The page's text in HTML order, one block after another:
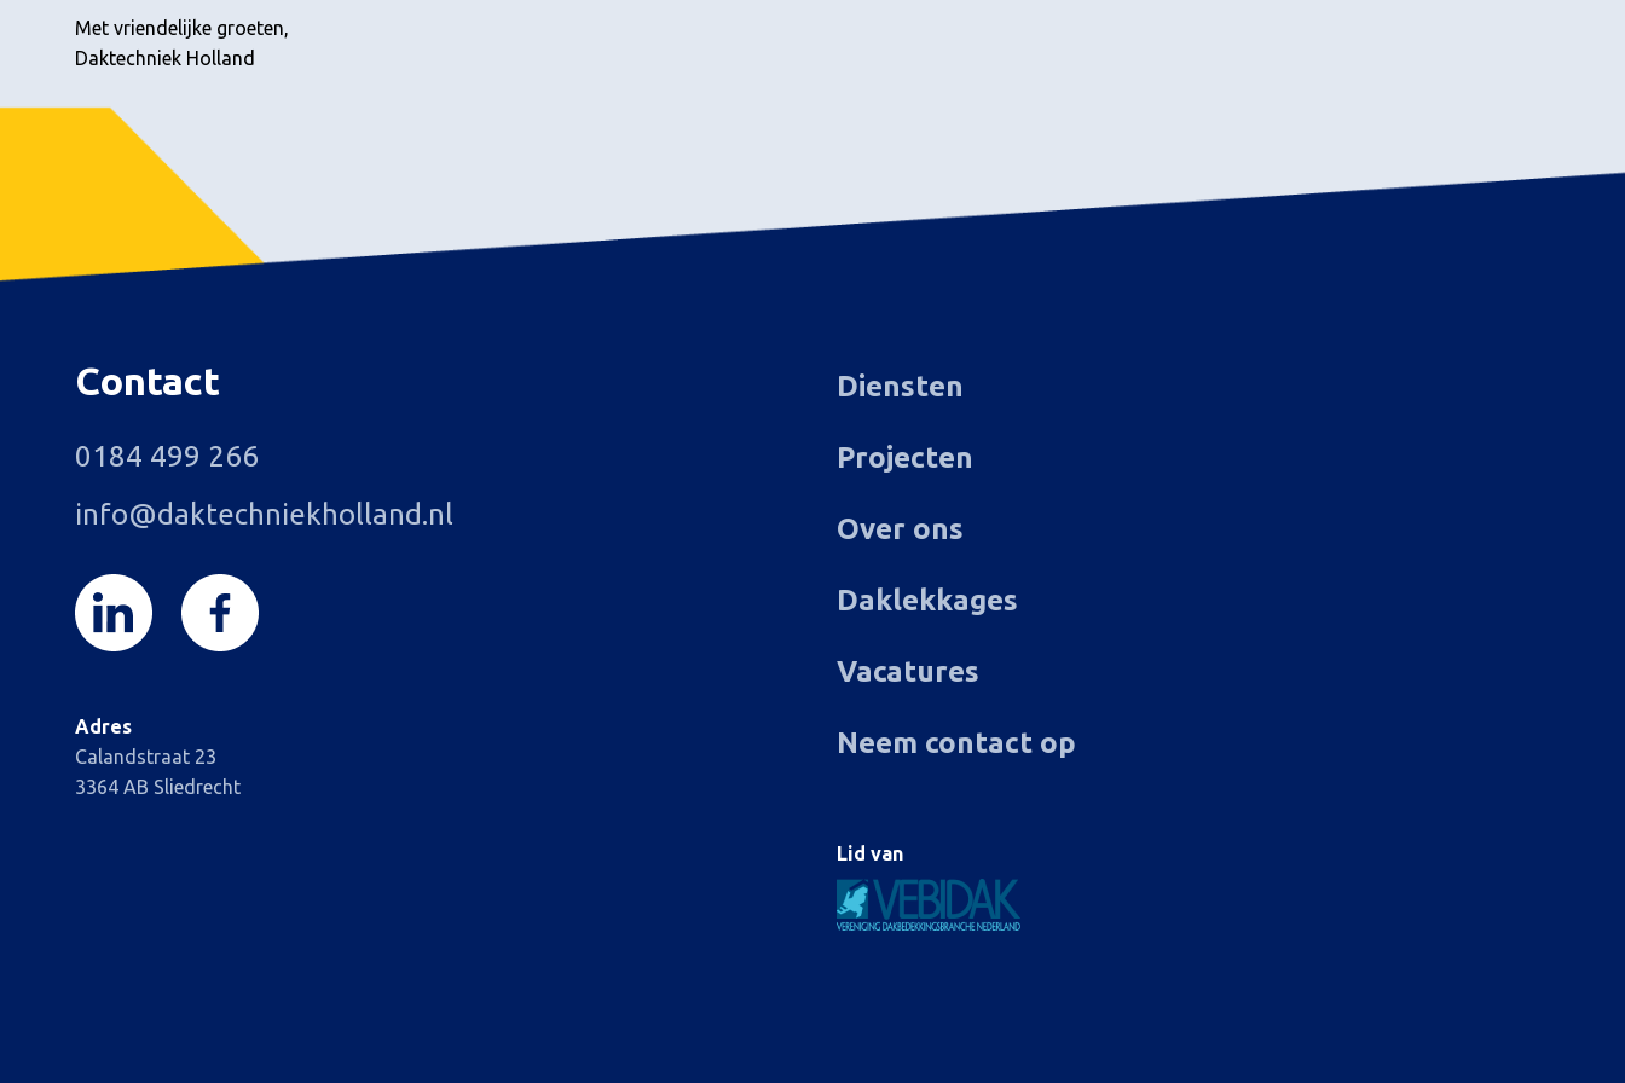
Met vriendelijke groeten,
Daktechniek Holland
Contact
0184 499 266
info@daktechniekholland.nl
Adres
Calandstraat 23
3364 AB Sliedrecht
Diensten
Projecten
Over ons
Daklekkages
Vacatures
Neem contact op
Lid van